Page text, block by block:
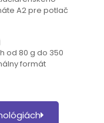
A2 pre potlač
od 80 g do 350
formát